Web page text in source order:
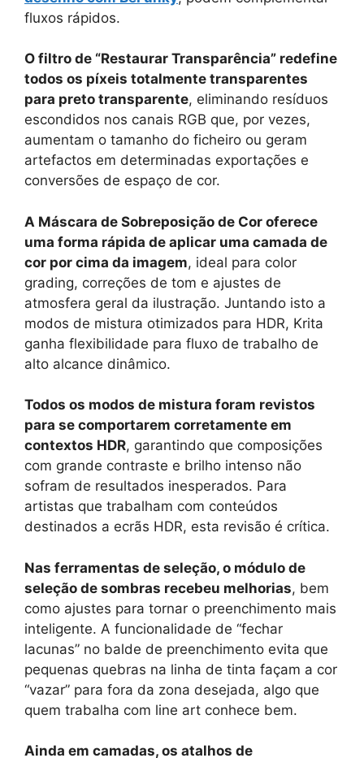
fluxos rápidos.
O filtro de “Restaurar Transparência” redefine
todos os píxeis totalmente transparentes
para preto transparente, eliminando resíduos
escondidos nos canais RGB que, por vezes,
aumentam o tamanho do ficheiro ou geram
artefactos em determinadas exportações e
conversões de espaço de cor.
A Máscara de Sobreposição de Cor oferece
uma forma rápida de aplicar uma camada de
cor por cima da imagem, ideal para color
grading, correções de tom e ajustes de
atmosfera geral da ilustração. Juntando isto a
modos de mistura otimizados para HDR, Krita
ganha flexibilidade para fluxo de trabalho de
alto alcance dinâmico.
Todos os modos de mistura foram revistos
para se comportarem corretamente em
contextos HDR, garantindo que composições
com grande contraste e brilho intenso não
sofram de resultados inesperados. Para
artistas que trabalham com conteúdos
destinados a ecrãs HDR, esta revisão é crítica.
Nas ferramentas de seleção, o módulo de
seleção de sombras recebeu melhorias, bem
como ajustes para tornar o preenchimento mais
inteligente. A funcionalidade de “fechar
lacunas” no balde de preenchimento evita que
pequenas quebras na linha de tinta façam a cor
“vazar” para fora da zona desejada, algo que
quem trabalha com line art conhece bem.
Ainda em camadas, os atalhos de